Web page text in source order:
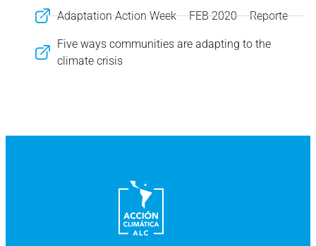
Adaptation Action Week – FEB 2020 – Reporte
Five ways communities are adapting to the
climate crisis